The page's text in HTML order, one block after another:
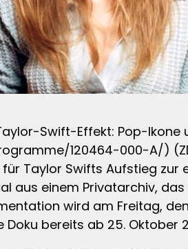
Swift-Effekt: Pop-
120464-000-A/)
Taylor Swifts Aufstieg zur
aus einem Privatarchiv,
wird am Freitag,
Doku bereits ab 25.